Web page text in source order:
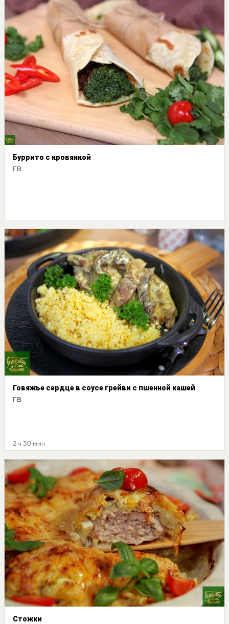
Буррито с кровянкой
ГВ
Говяжье сердце в соусе грейви с пшенной кашей
ГВ
2 ч 30 мин
Стожки